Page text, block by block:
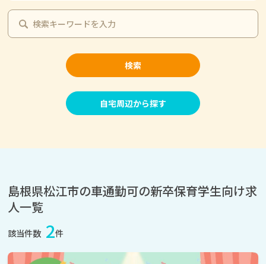
検索
自宅周辺から探す
島根県松江市の車通勤可の新卒保育学生向け求
人一覧
該当件数 2件